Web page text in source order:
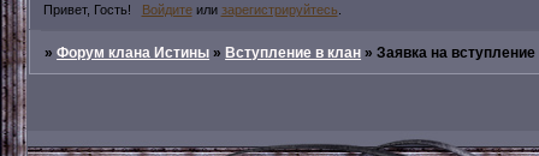
Привет, Гость! Войдитеили зарегистрируйтесь
»Форум клана Истины »Вступление в клан »Заявка на вступление